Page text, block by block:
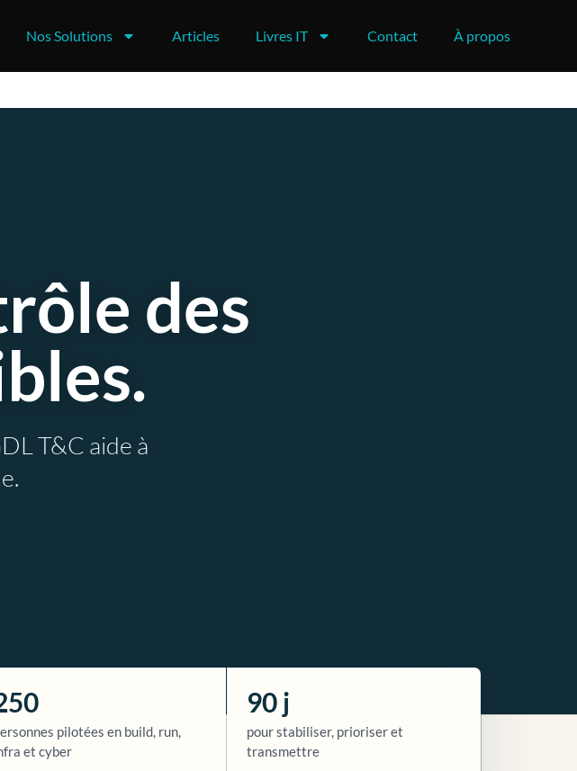
Nos Solutions Articles Livres IT Contact À propos
des
T&C aide à
pilotées en build, run,
et cyber
90 j
pour stabiliser, prioriser et
transmettre